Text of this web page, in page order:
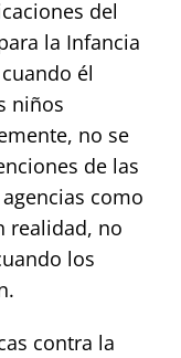
del
la Infancia
él
niños
no se
de las
como
realidad, no
los
contra la